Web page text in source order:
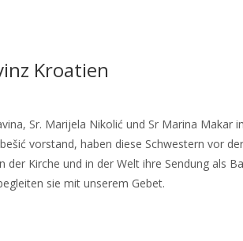
Kroatien
Sr. Marijela Nikolić und Sr Marina
vorstand, haben diese Schwestern vor
Kirche und in der Welt ihre Sendung als
sie mit unserem Gebet.